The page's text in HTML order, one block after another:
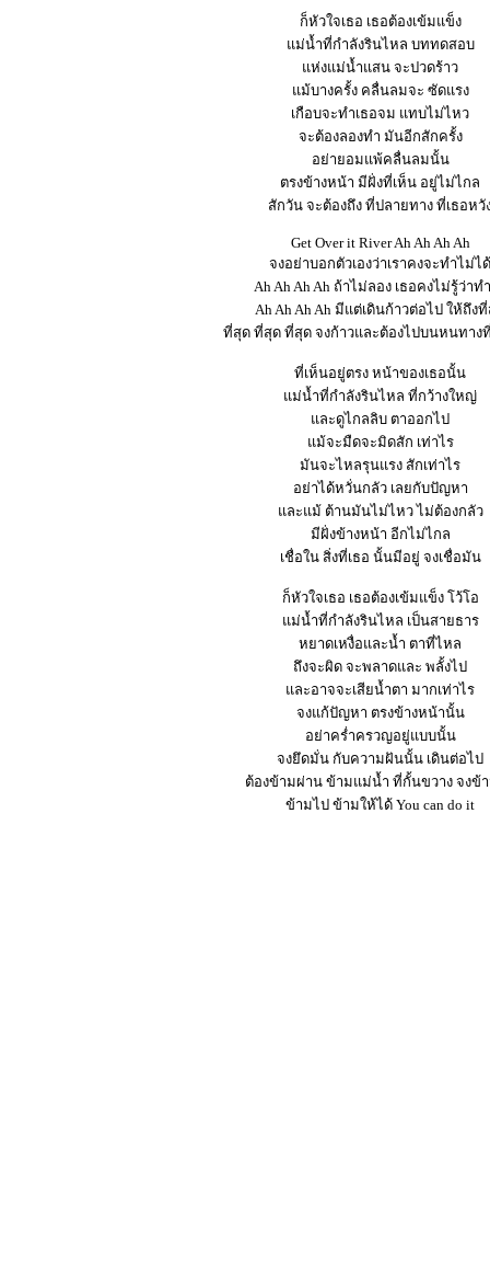
ก็หัวใจเธอ เธอต้องเข้มแข็ง
แม่น้ำที่กำลังรินไหล บททดสอบ
แห่งแม่น้ำแสน จะปวดร้าว
แม้บางครั้ง คลื่นลมจะ ซัดแรง
เกือบจะทำเธอจม แทบไม่ไหว
จะต้องลองทำ มันอีกสักครั้ง
อย่ายอมแพ้คลื่นลมนั้น
ตรงข้างหน้า มีฝั่งที่เห็น อยู่ไม่ไกล
สักวัน จะต้องถึง ที่ปลายทาง ที่เธอหวั
Get Over it River Ah Ah Ah Ah
จงอย่าบอกตัวเองว่าเราคงจะทำไม่ได้
Ah Ah Ah Ah ถ้าไม่ลอง เธอคงไม่รู้ว่าท
Ah Ah Ah Ah มีแต่เดินก้าวต่อไป ให้ถึง
ที่สุด ที่สุด ที่สุด จงก้าวและต้องไปบนหนทาง
ที่เห็นอยู่ตรง หน้าของเธอนั้น
แม่น้ำที่กำลังรินไหล ที่กว้างใหญ่
และดูไกลลิบ ตาออกไป
แม้จะมืดจะมิดสัก เท่าไร
มันจะไหลรุนแรง สักเท่าไร
อย่าได้หวั่นกลัว เลยกับปัญหา
และแม้ ต้านมันไม่ไหว ไม่ต้องกลัว
มีฝั่งข้างหน้า อีกไม่ไกล
เชื่อใน สิ่งที่เธอ นั้นมีอยู่ จงเชื่อมัน
ก็หัวใจเธอ เธอต้องเข้มแข็ง โว้โอ
แม่น้ำที่กำลังรินไหล เป็นสายธาร
หยาดเหงื่อและน้ำ ตาที่ไหล
ถึงจะผิด จะพลาดและ พลั้งไป
และอาจจะเสียน้ำตา มากเท่าไร
จงแก้ปัญหา ตรงข้างหน้านั้น
อย่าคร่ำครวญอยู่แบบนั้น
จงยึดมั่น กับความฝันนั้น เดินต่อไป
ต้องข้ามผ่าน ข้ามแม่น้ำ ที่กั้นขวาง จงข้
ข้ามไป ข้ามให้ได้ You can do it